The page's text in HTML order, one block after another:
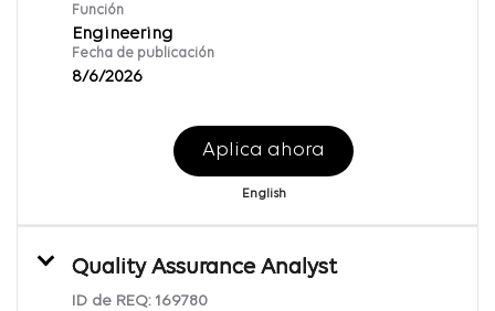
Función
Engineering
Fecha de publicación
8/6/2026
Aplica ahora
English
Quality Assurance Analyst
ID de REQ: 169780